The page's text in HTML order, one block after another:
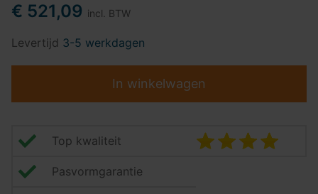
€ 521,09 incl. BTW
Levertijd 3-5 werkdagen
In winkelwagen
Top kwaliteit
Pasvormgarantie